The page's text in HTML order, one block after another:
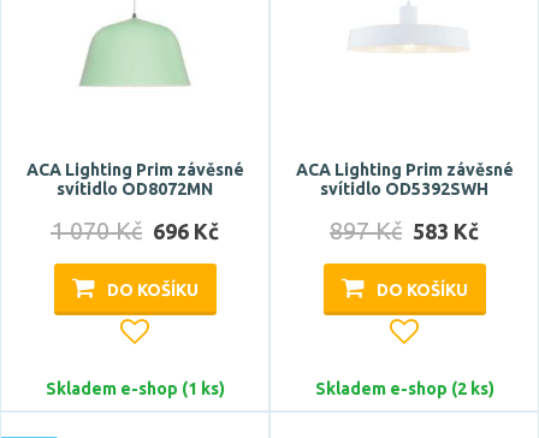
ACA Lighting Prim závěsné
svítidlo OD8072MN
1 070 Kč 696 Kč
DO KOŠÍKU
Skladem e-shop (1 ks)
ACA Lighting Prim závěsné
svítidlo OD5392SWH
897 Kč 583 Kč
DO KOŠÍKU
Skladem e-shop (2 ks)